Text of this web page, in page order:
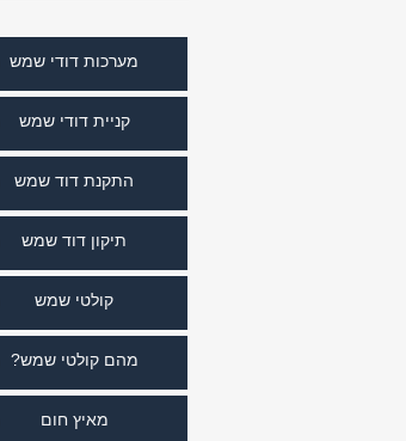
מערכות דודי שמש
קניית דודי שמש
התקנת דוד שמש
תיקון דוד שמש
קולטי שמש
מהם קולטי שמש?
מאיץ חום